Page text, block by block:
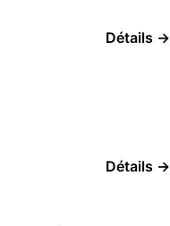
Détails →
Détails →